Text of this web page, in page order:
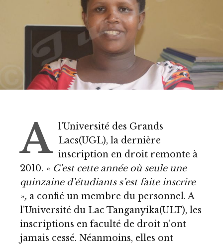
A l’Université des Grands
Lacs(UGL), la dernière
inscription en droit remonte à
2010. « C’est cette année où seule une
quinzaine d’étudiants s’est faite inscrire
», a confié un membre du personnel. A
l’Université du Lac Tanganyika(ULT), les
inscriptions en faculté de droit n’ont
jamais cessé. Néanmoins, elles ont